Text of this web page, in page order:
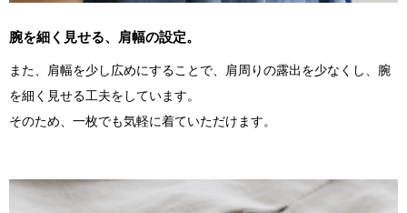
腕を細く見せる、肩幅の設定。
また、肩幅を少し広めにすることで、肩周りの露出を少なくし、腕
を細く見せる工夫をしています。
そのため、一枚でも気軽に着ていただけます。